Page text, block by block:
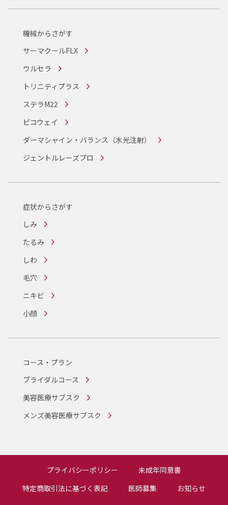
機械からさがす
サーマクールFLX
ウルセラ
トリニティプラス
ステラM22
ピコウェイ
ダーマシャイン・バランス （水光注射）
ジェントルレーズプロ
症状からさがす
しみ
たるみ
しわ
毛穴
ニキビ
小顔
コース・プラン
ブライダルコース
美容医療サブスク
メンズ美容医療サブスク
プライバシーポリシー
未成年同意書
特定商取引法に基づく表記
医師募集 お知らせ